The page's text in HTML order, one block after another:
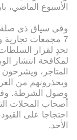
الأسبوع الماضي،
وفي سياق ذي
7 مجمعات
تحدٍ لقرار السلطات
لمكافحة انتشار
المتاجر، ويشرحون
ويحذرونهم من
وصول الشرطة.
أصحاب المحلات
احتجاجا على
الأحد.